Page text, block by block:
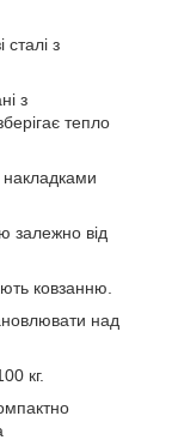
сталі з
з
тепло
накладками
залежно від
ковзанню.
над
кг.